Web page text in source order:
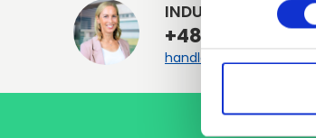
INDURA PL
+48 588 810 172
handlowy@indura.com